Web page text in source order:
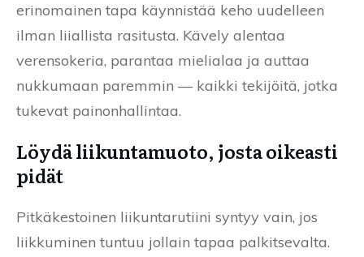
erinomainen tapa käynnistää keho uudelleen
ilman liiallista rasitusta. Kävely alentaa
verensokeria, parantaa mielialaa ja auttaa
nukkumaan paremmin — kaikki tekijöitä, jotka
tukevat painonhallintaa.
Löydä liikuntamuoto, josta oikeasti
pidät
Pitkäkestoinen liikuntarutiini syntyy vain, jos
liikkuminen tuntuu jollain tapaa palkitsevalta.